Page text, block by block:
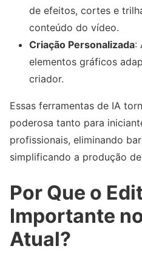
de efeitos, cortes e
conteúdo do vídeo.
Criação Personalizada:
elementos gráficos
criador.
Essas ferramentas de IA
poderosa tanto para
profissionais, eliminando
simplificando a produção
Por Que o
Importante
Atual?